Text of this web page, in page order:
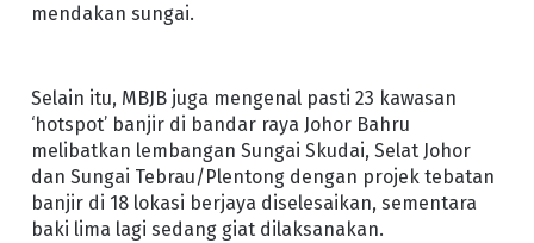
mendakan sungai.
Selain itu, MBJB juga mengenal pasti 23 kawasan
‘hotspot’ banjir di bandar raya Johor Bahru
melibatkan lembangan Sungai Skudai, Selat Johor
dan Sungai Tebrau/Plentong dengan projek tebatan
banjir di 18 lokasi berjaya diselesaikan, sementara
baki lima lagi sedang giat dilaksanakan.